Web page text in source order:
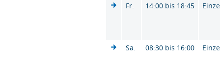
Fr. 14:00 bis 18:45
Sa. 08:30 bis 16:00